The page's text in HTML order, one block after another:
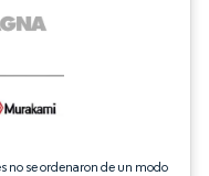
no se ordenaron de un modo